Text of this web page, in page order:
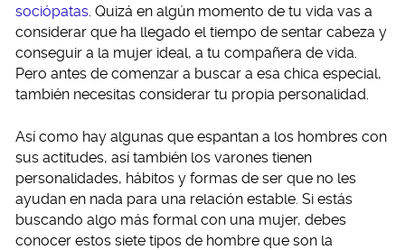
sociópatas . Quizá en algún momento de tu vida vas a
considerar que ha llegado el tiempo de sentar cabeza y
conseguir a la mujer ideal, a tu compañera de vida.
Pero antes de comenzar a buscar a esa chica especial,
también necesitas considerar tu propia personalidad.
Así como hay algunas que espantan a los hombres con
sus actitudes, así también los varones tienen
personalidades, hábitos y formas de ser que no les
ayudan en nada para una relación estable. Si estás
buscando algo más formal con una mujer, debes
conocer estos siete tipos de hombre que son la